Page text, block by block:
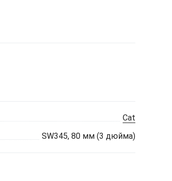
Cat
SW345, 80 мм (3 дюйма)